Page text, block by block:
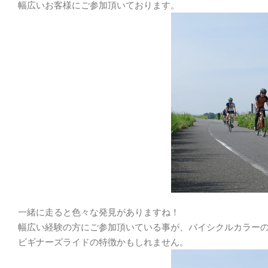
幅広いお客様にご参加頂いております。
一緒に走ると色々な発見がありますね！
幅広い経験の方にご参加頂いている事が、バイシクルカラー
ビギナーズライドの特徴かもしれません。